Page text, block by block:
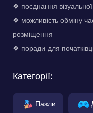
❖ поєднання
❖ можливість обміну
розміщення
❖ поради для
Категорії:
Пазли